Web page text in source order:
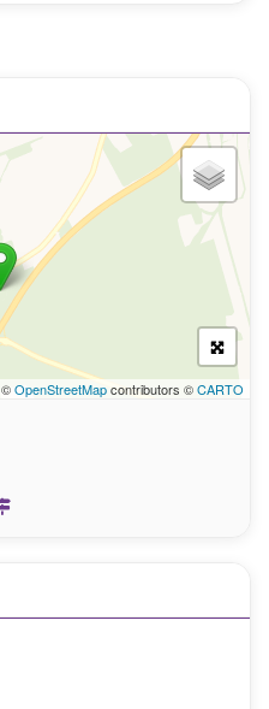
©OpenStreetMapcontributors ©CARTO